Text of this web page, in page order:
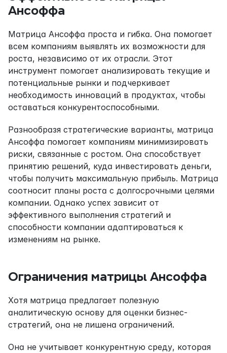
Ансоффа
Матрица Ансоффа проста и гибка. Она помогает
всем компаниям выявлять их возможности для
роста, независимо от их отрасли. Этот
инструмент помогает анализировать текущие и
потенциальные рынки и подчеркивает
необходимость инноваций в продуктах, чтобы
оставаться конкурентоспособными.
Разнообразя стратегические варианты, матрица
Ансоффа помогает компаниям минимизировать
риски, связанные с ростом. Она способствует
принятию решений, куда инвестировать деньги,
чтобы получить максимальную прибыль. Матрица
соотносит планы роста с долгосрочными целями
компании. Однако успех зависит от
эффективного выполнения стратегий и
способности компании адаптироваться к
изменениям на рынке.
Ограничения матрицы Ансоффа
Хотя матрица предлагает полезную
аналитическую основу для оценки бизнес-
стратегий, она не лишена ограничений.
Она не учитывает конкурентную среду, которая